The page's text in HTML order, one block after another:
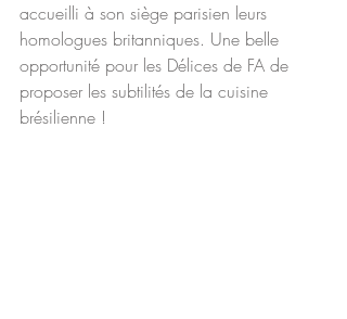
accueilli à son siège parisien leurs
homologues britanniques. Une belle
opportunité pour les Délices de FA de
proposer les subtilités de la cuisine
brésilienne !